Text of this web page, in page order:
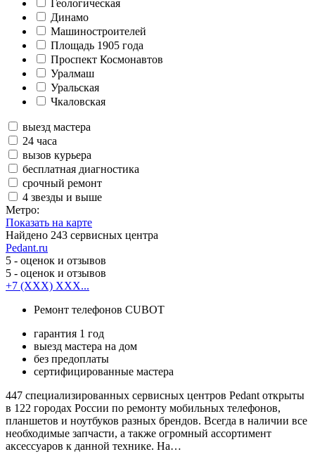
Геологическая
Динамо
Машиностроителей
Площадь 1905 года
Проспект Космонавтов
Уралмаш
Уральская
Чкаловская
выезд мастера
24 часа
вызов курьера
бесплатная диагностика
срочный ремонт
4 звезды и выше
Метро:
Показать на карте
Найдено 243 сервисных центра
Pedant.ru
5 - оценок и отзывов
5 - оценок и отзывов
+7 (XXX) XXX...
Ремонт телефонов CUBOT
гарантия 1 год
выезд мастера на дом
без предоплаты
сертифицированные мастера
447 специализированных сервисных центров Pedant открыты
в 122 городах России по ремонту мобильных телефонов,
планшетов и ноутбуков разных брендов. Всегда в наличии все
необходимые запчасти, а также огромный ассортимент
аксессуаров к данной технике. На…